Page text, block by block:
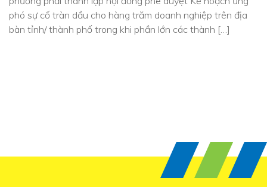
phó sự cố tràn dầu cho hàng trăm doanh nghiệp trên địa
bàn tỉnh/ thành phố trong khi phần lớn các thành […]